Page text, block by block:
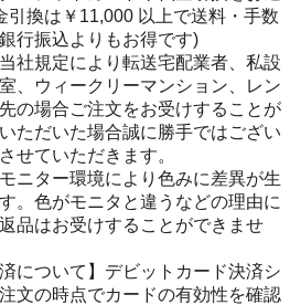
換は￥11,000 以上で送料・手数
行振込よりもお得です)
社規定により転送宅配業者、私設
、ウィークリーマンション、レン
の場合ご注文をお受けすることが
ただいた場合誠に勝手ではござい
せていただきます。
ニター環境により色みに差異が生
。色がモニタと違うなどの理由に
品はお受けすることができませ
について】デビットカード決済シ
文の時点でカードの有効性を確認